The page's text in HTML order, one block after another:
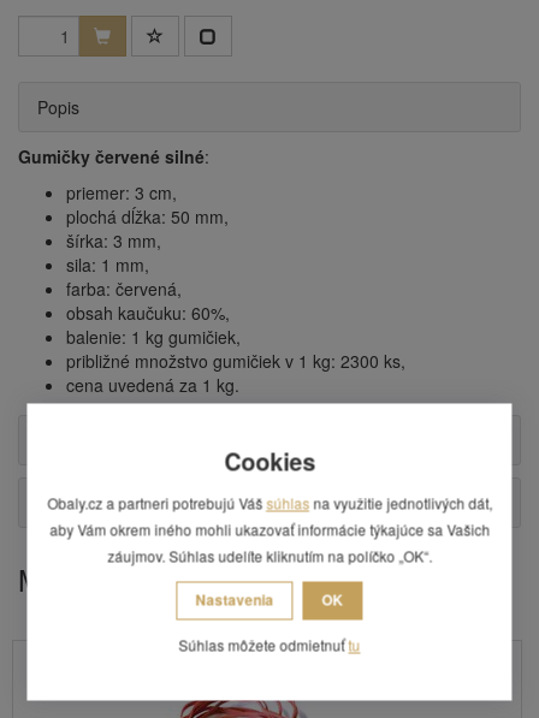
Popis
Gumičky červené silné:
priemer: 3 cm,
plochá dĺžka: 50 mm,
šírka: 3 mm,
sila: 1 mm,
farba: červená,
obsah kaučuku: 60%,
balenie: 1 kg gumičiek,
približné množstvo gumičiek v 1 kg: 2300 ks,
cena uvedená za 1 kg.
Otázka
Mohlo by Vás zaujímať
Cookies
Obaly.cz a partneri potrebujú Vášsúhlas na využitie jednotlivých dát,
aby Vám okrem iného mohli ukazovať informácie týkajúce sa Vašich
záujmov. Súhlas udelíte kliknutím na políčko „OK“.
Nastavenia OK
Súhlas môžete odmietnuťtu